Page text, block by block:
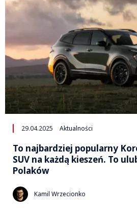
29.04.2025 Aktualności
To najbardziej popularny
SUV na każdą kieszeń. To
Polaków
Kamil Wrzecionko